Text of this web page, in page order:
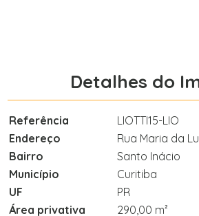
Detalhes do
Referência
LIOTTI15-LIO
Endereço
Rua Maria da
Bairro
Santo Inácio
Município
Curitiba
UF
PR
Área privativa
290,00 m²